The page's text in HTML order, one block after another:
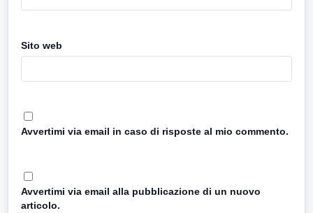
Sito web
Avvertimi via email in caso di risposte al mio commento.
Avvertimi via email alla pubblicazione di un nuovo
articolo.